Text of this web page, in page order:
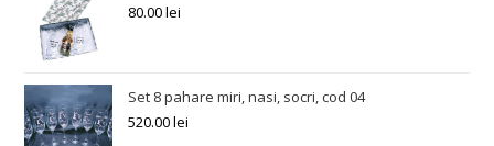
80.00lei
Set 8 pahare miri, nasi, socri, cod 04
520.00lei